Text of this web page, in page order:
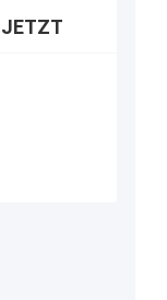
JETZT